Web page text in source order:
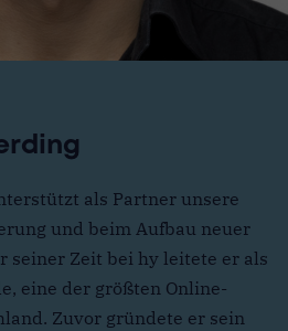
als Partner unsere
und beim Aufbau neuer
seiner Zeit bei hy leitete er als
eine der größten Online-
Zuvor gründete er sein